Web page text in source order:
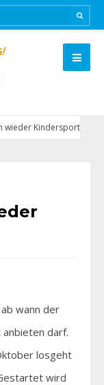
wieder Kindersport
wann der
darf.
losgeht
wird